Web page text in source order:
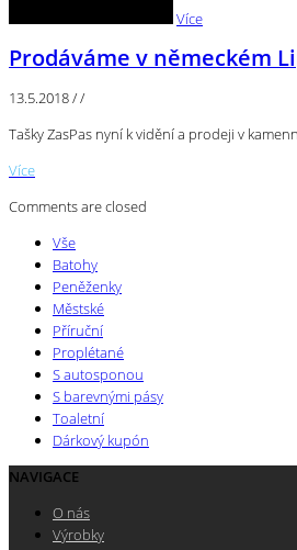
Více
Prodáváme v německém
13.5.2018//
Tašky ZasPas nyní k vidění a prodeji v
Více
Comments are closed
Vše
Batohy
Peněženky
Městské
Příruční
Proplétané
S autosponou
S barevnými pásy
Toaletní
Dárkový kupón
NAVIGACE
O nás
Výrobky